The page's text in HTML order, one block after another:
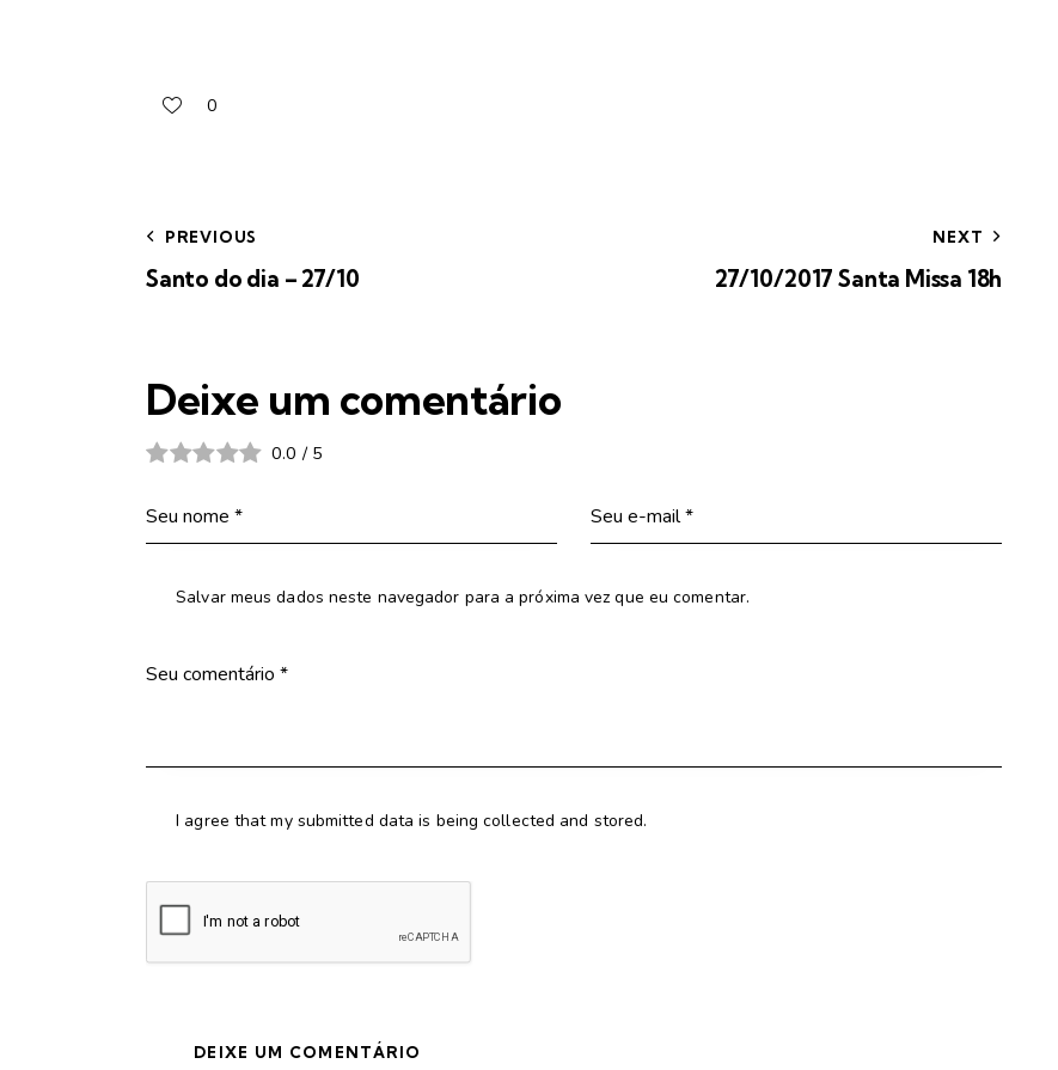
0
PREVIOUS
Santo do dia – 27/10
NEXT
27/10/2017 Santa Missa 18h
Deixe um comentário
0.0 / 5
Salvar meus dados neste navegador para a próxima vez que eu comentar.
I agree that my submitted data is being collected and stored.